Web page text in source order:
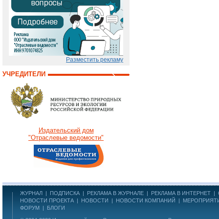
Разместить рекламу
УЧРЕДИТЕЛИ
Издательский дом
"Отраслевые ведомости"
ЖУРНАЛ | ПОДПИСКА | РЕКЛАМА В ЖУРНАЛЕ | РЕКЛАМА В ИНТЕРНЕТ |
НОВОСТИ ПРОЕКТА | НОВОСТИ | НОВОСТИ КОМПАНИЙ |
ФОРУМ | БЛОГИ